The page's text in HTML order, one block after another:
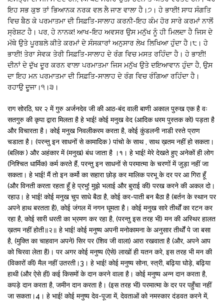
ਇਹ ਸਭ ਕੁਝ ਤਾਂ ਭਿਆਨਕ ਨਰਕ ਵਲ ਲੈ ਜਾਣ ਵਾਲਾ ਹੈ।੭। ਹੇ ਭਾਈ! ਸਾਧ ਸੰਗਤਿ
ਵਿਚ ਬੈਠ ਕੇ ਪਰਮਾਤਮਾ ਦੀ ਸਿਫ਼ਤਿ-ਸਾਲਾਹ ਕਰਨੀ-ਇਹ ਕੰਮ ਹੋਰ ਸਾਰੇ ਕਰਮਾਂ ਨਾਲੋਂ
ਸ੍ਰੇਸ਼ਟ ਹੈ। ਪਰ, ਹੇ ਨਾਨਕ! ਆਖ-ਇਹ ਅਵਸਰ ਉਸ ਮਨੁੱਖ ਨੂੰ ਹੀ ਮਿਲਦਾ ਹੈ ਜਿਸ ਦੇ
ਮੱਥੇ ਉਤੇ ਪੂਰਬਲੇ ਕੀਤੇ ਕਰਮਾਂ ਦੇ ਸੰਸਕਾਰਾਂ ਅਨੁਸਾਰ ਲੇਖ ਲਿਖਿਆ ਹੁੰਦਾ ਹੈ।੮। ਹੇ
ਭਾਈ! ਤੇਰਾ ਸੇਵਕ ਤੇਰੀ ਸਿਫ਼ਤਿ-ਸਾਲਾਹ ਦੇ ਰੰਗ ਵਿਚ ਮਸਤ ਰਹਿੰਦਾ ਹੈ। ਹੇ ਭਾਈ!
ਦੀਨਾਂ ਦੇ ਦੁੱਖ ਦੂਰ ਕਰਨ ਵਾਲਾ ਪਰਮਾਤਮਾ ਜਿਸ ਮਨੁੱਖ ਉਤੇ ਦਇਆਵਾਨ ਹੁੰਦਾ ਹੈ, ਉਸ
ਦਾ ਇਹ ਮਨ ਪਰਮਾਤਮਾ ਦੀ ਸਿਫ਼ਤਿ-ਸਾਲਾਹ ਦੇ ਰੰਗ ਵਿਚ ਰੰਗਿਆ ਰਹਿੰਦਾ ਹੈ।
ਰਹਾਉ ਦੂਜਾ।੧।੩।
राग सोरठि, घर २ में गुरु अर्जनदेव जी की आठ-बंद वाली बाणी अकाल पुरुख एक है वः
सतगुरु की कृपा द्वारा मिलता है हे भाई! कोई मनुख वेद (आदिक धरम पुस्तक को) पड़ता है
और विचारता है। कोई मनुख निवलीकरम करता है, कोई कुंडलनी नाडी रस्ते प्राण
चडाता है। (परन्तु इन साधनों से कामादिक ) पांचो के साथ , साथ ख़तम नहीं हो सकता।
(बलिक ) और अहंकार में (मनुख) बंध जाता है ।१। हे भाई! मेरे देखते हुए अनेकों ही लोग
(निश्चित धार्मिक) कर्म करते हैं, परन्तु इन साधनों से परमात्मा के चरणों में जुड़ा नहीं जा
सकता। हे भाई! मैं तो इन कर्मो का सहारा छोड़ कर मालिक परभू के दर पर आ गिरा हूँ
(और विनती करता रहता हूँ हे प्रभु! मुझे भलाई और बुराई की) परख करने की अकल दो।
रहाउ। हे भाई! कोई मनुख चुप साधे बैठा है, कोई कर-पाती बन बैठा है (बर्तन के स्थान पर
अपने हाथ बरतता है), कोई जंगल में नगन घूमता है। कोई मनुख सारे तीर्थों का रटन कर
रहा है, कोई सारी धरती का भ्रमण कर रहा है, (परन्तु इस तरह भी) मन की अस्थिर हालत
ख़तम नहीं होती॥२॥ हे भाई! कोई मनुष्य अपनी मनोकामना के अनुसार तीर्थों पे जा बसा
है, (मुक्ति का चाहवान अपने) सिर पर (शिव जी वाला) आरा रखवाता है (और, अपने आप
को चिरवा लेता है)। पर अगर कोई मनुष्य (ऐसे) लाखों ही यतन करे, इस तरह भी मन की
(विकारों की) मैल नहीं उतरती।3। हे भाई! कोई मनुष्य सोना, स्त्री, बढ़िया घोड़े, बढ़िया
हाथी (और ऐसे ही) कई किसमों के दान करने वाला है। कोई मनुष्य अन्न दान करता है,
कपड़े दान करता है, जमीन दान करता है। (इस तरह भी) परमात्मा के दर पर पहुँचा नहीं
जा सकता।4। हे भाई! कोई मनुष्य देव-पूजा में, देवताओं को नमस्कार दंडवत करने में,